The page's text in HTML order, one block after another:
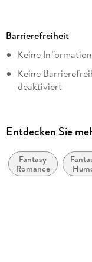
Dateigröße
1,33 MB
Altersempfehlung
ab 16 Jahre
Black Dragons /
Katie MacAlister
Übersetzung
Barrierefreiheit
Keine
Keine
deaktiviert
dargestellt
Alle Texte
Entdecken Sie
Fantasy
Romance